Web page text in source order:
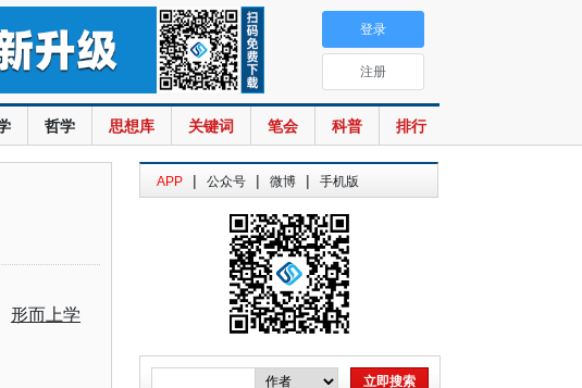
哲学 思想库 关键词 笔会 科普 排行
登录
注册
形而上学
APP | 公众号 | 微博 | 手机版